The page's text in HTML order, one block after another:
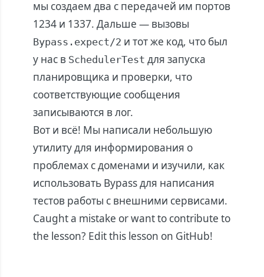
мы создаем два с передачей им портов
1234 и 1337. Дальше — вызовы
Bypass.expect/2 и тот же код, что был
у нас в SchedulerTest для запуска
планировщика и проверки, что
соответствующие сообщения
записываются в лог.
Вот и всё! Мы написали небольшую
утилиту для информирования о
проблемах с доменами и изучили, как
использовать Bypass для написания
тестов работы с внешними сервисами.
Caught a mistake or want to contribute to
the lesson? Edit this lesson on GitHub!